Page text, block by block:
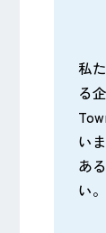
私
る
い
あ
い。